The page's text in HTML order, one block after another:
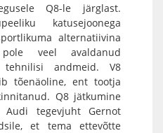
Q8-le järglast.
katusejoonega
alternatiivina
veel avaldanud
tehnilisi andmeid. V8
tõenäoline, ent tootja
Q8 jätkumine
tegevjuht Gernot
et tema ettevõtte